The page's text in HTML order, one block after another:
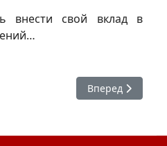
внести свой вклад в
: Без срока давностиСледующий:
Вперед